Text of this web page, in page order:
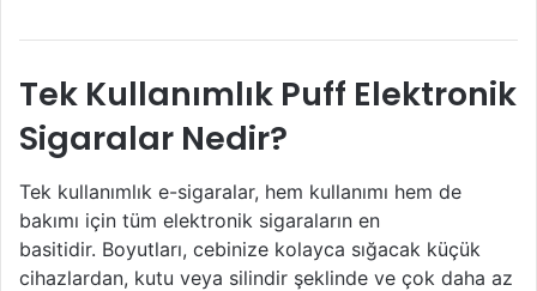
Tek Kullanımlık Puff Elektronik
Sigaralar Nedir?
Tek kullanımlık e-sigaralar, hem kullanımı hem de
bakımı için tüm elektronik sigaraların en
basitidir. Boyutları, cebinize kolayca sığacak küçük
cihazlardan, kutu veya silindir şeklinde ve çok daha az